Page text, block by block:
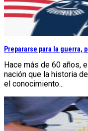
Prepararse para la guerra,
Hace más de 60 años,
nación que la historia
el conocimiento...